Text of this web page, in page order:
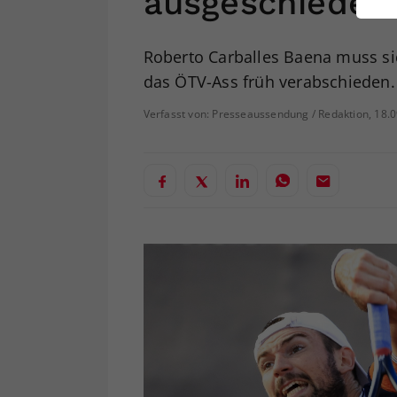
Roberto Carballes Baena muss
das ÖTV-Ass früh verabschieden.
Verfasst von: Presseaussendung / Redaktion,